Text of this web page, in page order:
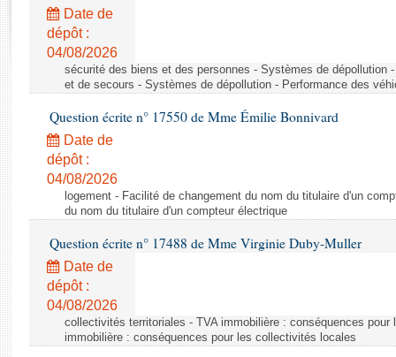
Rapports législatifs
Rapports sur l'application des lois
Baromètre de l’application des lois
Dossiers législatifs
Budget et sécurité sociale
Questions écrites et orales
Comptes rendus des débats
Date de
dépôt :
04/08/2026
sécurité des biens et des personnes - Systèmes de dépollution
et de secours - Systèmes de dépollution - Performance des
Question écrite n° 17550 de Mme Émilie Bonnivard
Date de
dépôt :
04/08/2026
logement - Facilité de changement du nom du titulaire d'un
du nom du titulaire d'un compteur électrique
Question écrite n° 17488 de Mme Virginie Duby-Muller
Date de
dépôt :
04/08/2026
collectivités territoriales - TVA immobilière : conséquences
immobilière : conséquences pour les collectivités locales